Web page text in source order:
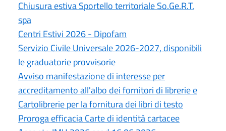
Chiusura estiva Sportello territoriale So.Ge.R.T.
spa
Centri Estivi 2026 - Dipofam
Servizio Civile Universale 2026-2027, disponibili
le graduatorie provvisorie
Avviso manifestazione di interesse per
accreditamento all'albo dei fornitori di librerie e
Cartolibrerie per la fornitura dei libri di testo
Proroga efficacia Carte di identità cartacee